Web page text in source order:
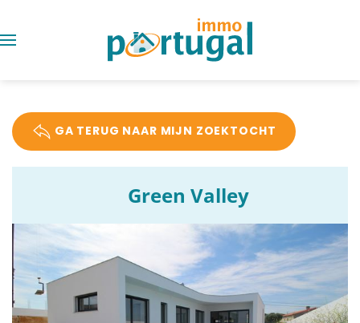
GA TERUG NAAR MIJN ZOEKTOCHT
Green Valley